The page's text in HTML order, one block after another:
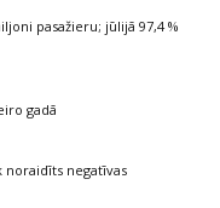
pasažieru; jūlijā 97,4 %
gadā
negatīvas